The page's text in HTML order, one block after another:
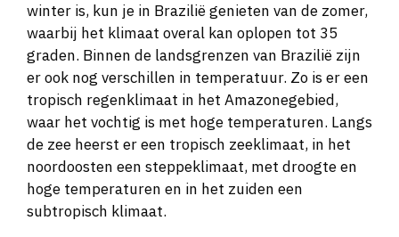
winter is, kun je in Brazilië genieten van de zomer,
waarbij het klimaat overal kan oplopen tot 35
graden. Binnen de landsgrenzen van Brazilië zijn
er ook nog verschillen in temperatuur. Zo is er een
tropisch regenklimaat in het Amazonegebied,
waar het vochtig is met hoge temperaturen. Langs
de zee heerst er een tropisch zeeklimaat, in het
noordoosten een steppeklimaat, met droogte en
hoge temperaturen en in het zuiden een
subtropisch klimaat.